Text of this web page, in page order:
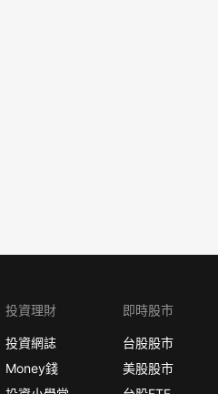
投資理財
投資網誌
Money錢
即時股市
台股股市
美股股市